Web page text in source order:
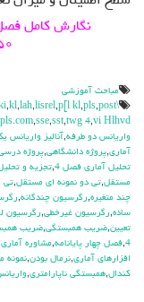
نگارش کامل فصل
مباحث آموزشي
\hdhdd
,kl,lah,lisrel,p[l kl,pls,post
,sse,sst,twg 4,vi Hlhvd
واريانس دو طرفه,آناليز واريانس
آماري,پروژه دانشگاهي,پروژه
تحليل آماري فصل 4
,تجزيه و تحليل فصل
مستقل,تي دو نمونه اي مستقل,تي
چند متغيره,رگرسيون چندگانه,
ساده,رگرسيون غيرخطي,رگرسيون
تعيين,ضريب همبستگي,ضريب
4
,فصل چهار پايانامه,مشاوره آماري
افزارهاي آماري,نرمال بودن,نمونه
کندال,همبستگي ناپارامتري,